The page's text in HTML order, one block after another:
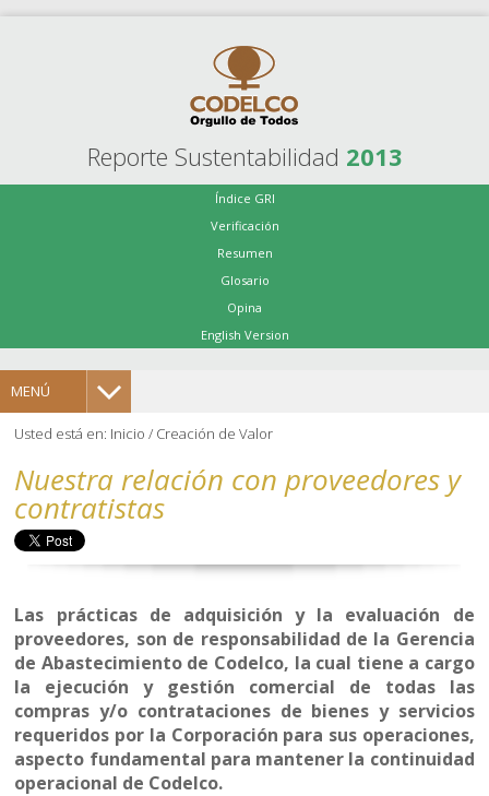
Reporte Sustentabilidad 2013
Índice GRI
Verificación
Resumen
Glosario
Opina
English Version
MENÚ
Usted está en: Inicio / Creación de Valor
Nuestra relación con proveedores y
contratistas
Las prácticas de adquisición y la evaluación de
proveedores, son de responsabilidad de la Gerencia
de Abastecimiento de Codelco, la cual tiene a cargo
la ejecución y gestión comercial de todas las
compras y/o contrataciones de bienes y servicios
requeridos por la Corporación para sus operaciones,
aspecto fundamental para mantener la continuidad
operacional de Codelco.